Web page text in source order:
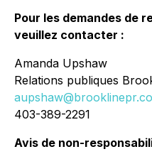
Pour les demandes de
veuillez contacter :
Amanda Upshaw
Relations publiques
403-389-2291
Avis de non-